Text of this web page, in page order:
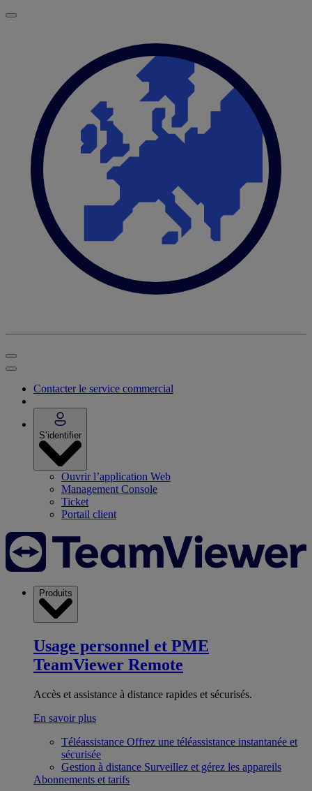
Contacter le service commercial
S’identifier
Ouvrir l’application Web
Management Console
Ticket
Portail client
Produits
Usage personnel et PME
TeamViewer Remote
Accès et assistance à distance rapides et sécurisés.
En savoir plus
Téléassistance Offrez une téléassistance instantanée et
sécurisée
Gestion à distance Surveillez et gérez les appareils
Abonnements et tarifs